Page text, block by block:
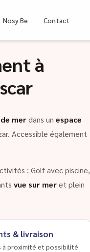
Nosy Be Contact
à
merdans un espace
Accessible également
: Golf avec piscine,
vue sur meret plein
& livraison
à proximité et possibilité